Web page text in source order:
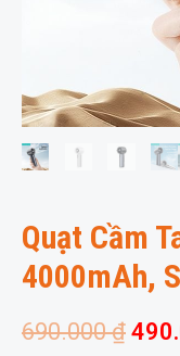
Quạt Cầm
4000mAh,
690.000₫